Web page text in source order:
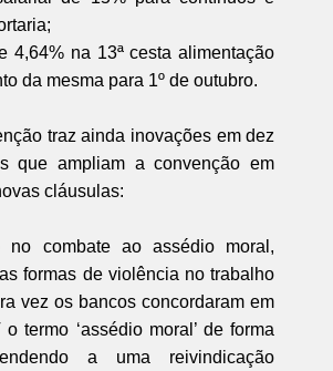
4,64% na 13ª cesta alimentação
da mesma para 1º de outubro.
traz ainda inovações em dez
que ampliam a convenção em
cláusulas:
no combate ao assédio moral,
formas de violência no trabalho
vez os bancos concordaram em
termo ‘assédio moral’ de forma
a uma reivindicação